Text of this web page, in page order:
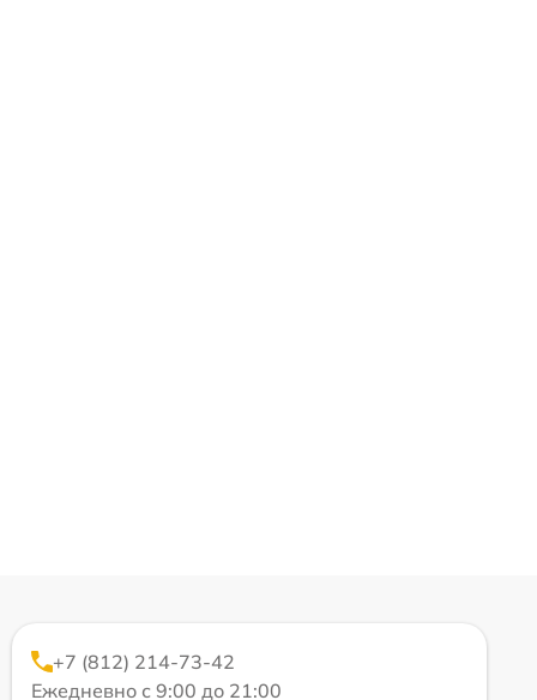
+7 (812) 214-73-42
Ежедневно с 9:00 до 21:00